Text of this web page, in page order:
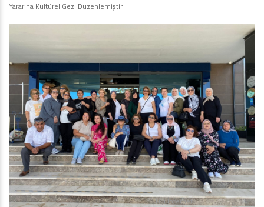
Yararına Kültürel Gezi Düzenlemiştir
Diji İnternet